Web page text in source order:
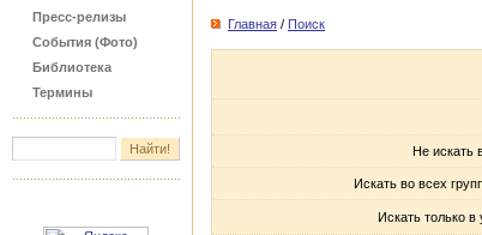
Пресс-релизы
События (Фото)
Библиотека
Термины
Главная / Поиск
Не искать
Искать во всех
Искать только в